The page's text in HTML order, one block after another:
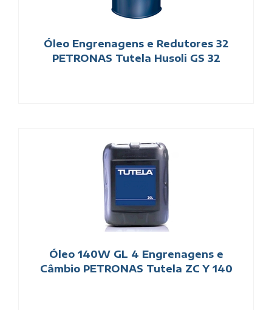
Óleo Engrenagens e Redutores 32
PETRONAS Tutela Husoli GS 32
Óleo 140W GL 4 Engrenagens e
Câmbio PETRONAS Tutela ZC Y 140